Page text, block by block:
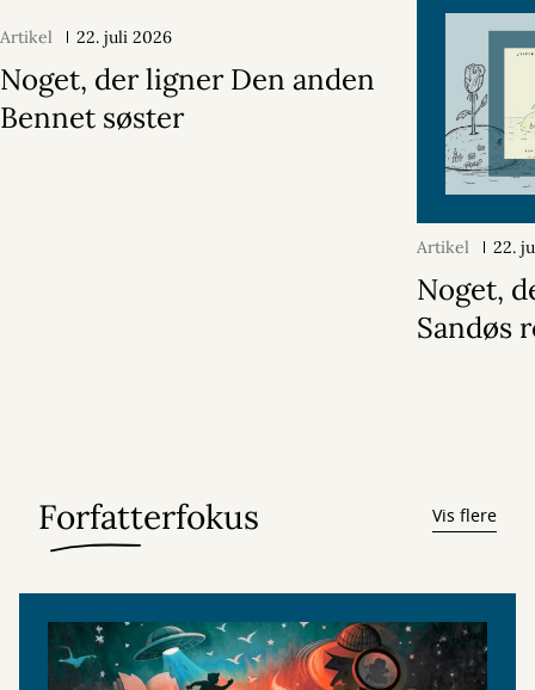
Artikel 22. juli 2026
Noget, der ligner Den anden
Bennet søster
Artikel 22.
Noget,
Sandøs
Forfatterfokus Vis flere